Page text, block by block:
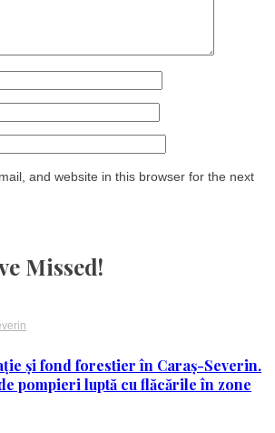
and website in this browser for the next
Missed!
și fond forestier în Caraș-Severin.
pompieri luptă cu flăcările în zone